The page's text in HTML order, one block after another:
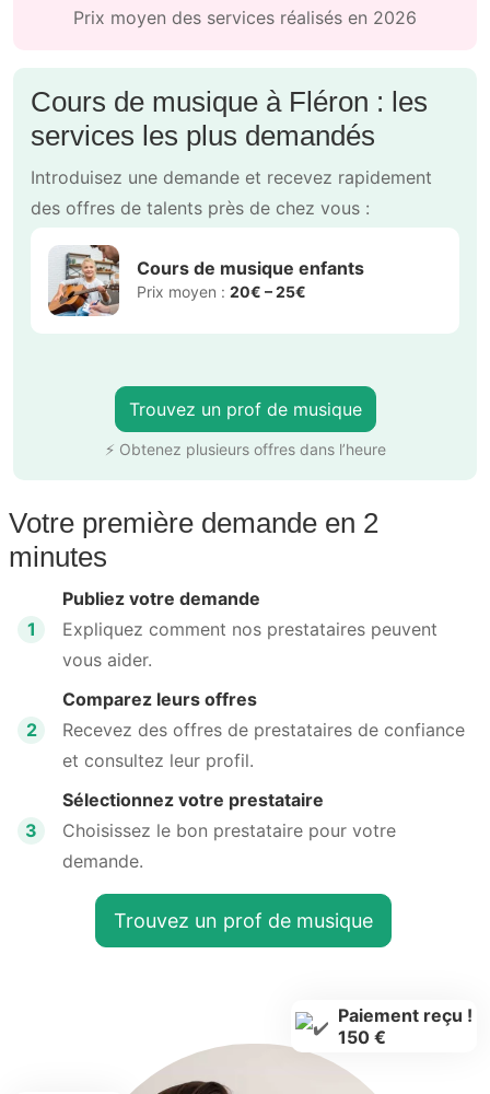
Prix moyen des services réalisés en 2026
Cours de musique à Fléron : les
services les plus demandés
Introduisez une demande et recevez rapidement
des offres de talents près de chez vous :
Cours de musique enfants
Prix moyen : 20€ – 25€
Trouvez un prof de musique
⚡ Obtenez plusieurs offres dans l’heure
Votre première demande en 2
minutes
1
Publiez votre demande
Expliquez comment nos prestataires peuvent
vous aider.
2
Comparez leurs offres
Recevez des offres de prestataires de confiance
et consultez leur profil.
3
Sélectionnez votre prestataire
Choisissez le bon prestataire pour votre
demande.
Trouvez un prof de musique
Paiement reçu !
150 €